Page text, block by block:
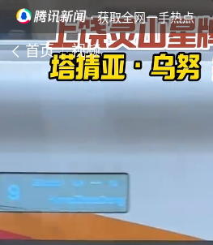
· 获取全网一手热点
首页 视频